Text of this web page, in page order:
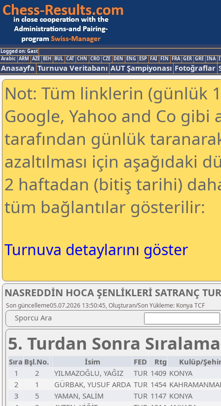
Logged on: Gast
Arabic ARM AZE BIH BUL CAT CHN CRO CZE DEN ENG ESP FAI FIN FRA GER GRE INA
Anasayfa Turnuva Veritabanı AUT Şampiyonası Fotoğraflar
Not: Tüm linklerin (günlük
Google, Yahoo and Co gibi
tarafından günlük
azaltılması için aşağıdaki
2 haftadan (bitiş tarihi)
tüm bağlantılar gösterilir:
Turnuva detaylarını göster
NASREDDİN HOCA ŞENLİKLERİ SATRANÇ
Son güncelleme05.07.2026 13:50:45, Oluşturan/Son Yükleme: Konya TCF
Sporcu Ara
5. Turdan Sonra Sıralama
Sıra Bşl.No. İsim FED Rtg
Kulüp/
1
2 YILMAZOĞLU, YAĞIZ TUR 1409 KONYA
2
1 GÜRBAK, YUSUF ARDA TUR 1454
3
5 YAMAN, SALİM TUR 1147 KONYA